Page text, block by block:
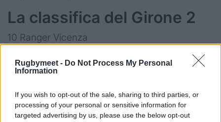
Rugbymeet - Do Not Process My Personal
Information
If you wish to opt-out of the sale, sharing to third parties, or
processing of your personal or sensitive information for
targeted advertising by us, please use the below opt-out
La classifica del Girone 2
10 Ranger Vicenza
10 Parabiago
5 Lyons